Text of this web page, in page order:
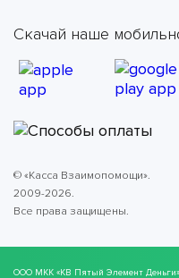
Скачай наше
© «Касса Взаимопомощи».
2009-2026.
Все права защищены.
ООО МКК «КВ Пятый Элемент Деньги»